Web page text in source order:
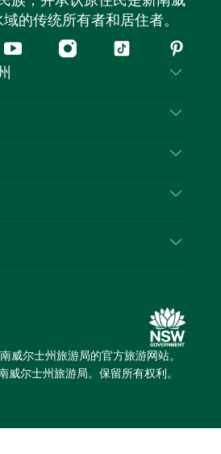
的传统所有者和居住者。
YouTubeInstagram
抖
行
媒体中心
威尔士州旅游局的官方旅游网站。
威尔士州旅游局。保留所有权利。